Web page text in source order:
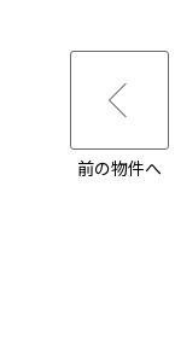
前の物件へ